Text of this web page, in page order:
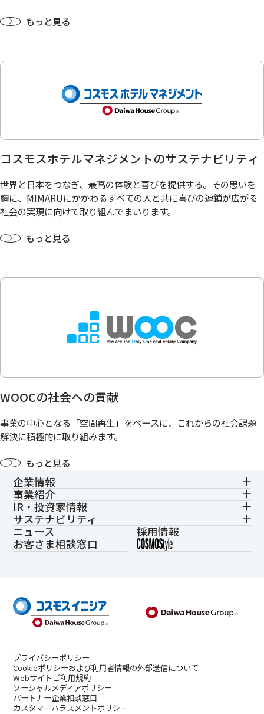
もっと見る
コスモスホテルマネジメントのサステナビリティ
世界と日本をつなぎ、最高の体験と喜びを提供する。その思いを
胸に、MIMARUにかかわるすべての人と共に喜びの連鎖が広がる
社会の実現に向けて取り組んでまいります。
もっと見る
WOOCの社会への貢献
事業の中心となる「空間再生」をベースに、これからの社会課題
解決に積極的に取り組みます。
もっと見る
企業情報
事業紹介
IR・投資家情報
サステナビリティ
ニュース
採用情報
お客さま相談窓口
プライバシーポリシー
Cookieポリシーおよび利用者情報の外部送信について
Webサイトご利用規約
ソーシャルメディアポリシー
パートナー企業相談窓口
カスタマーハラスメントポリシー